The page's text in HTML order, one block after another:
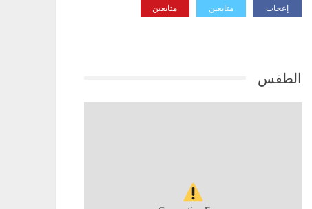
إعجاب متابعين متابعين
الطقس